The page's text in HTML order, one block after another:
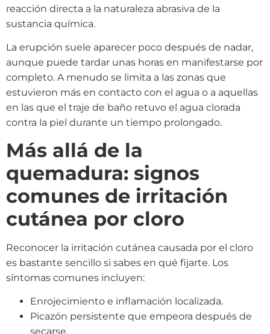
reacción directa a la naturaleza abrasiva de la
sustancia química.
La erupción suele aparecer poco después de nadar,
aunque puede tardar unas horas en manifestarse por
completo. A menudo se limita a las zonas que
estuvieron más en contacto con el agua o a aquellas
en las que el traje de baño retuvo el agua clorada
contra la piel durante un tiempo prolongado.
Más allá de la
quemadura: signos
comunes de irritación
cutánea por cloro
Reconocer la irritación cutánea causada por el cloro
es bastante sencillo si sabes en qué fijarte. Los
síntomas comunes incluyen:
Enrojecimiento e inflamación localizada.
Picazón persistente que empeora después de
secarse.